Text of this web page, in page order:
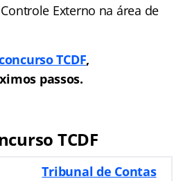
Externo na área de
TCDF,
passos.
TCDF
Tribunal de Contas